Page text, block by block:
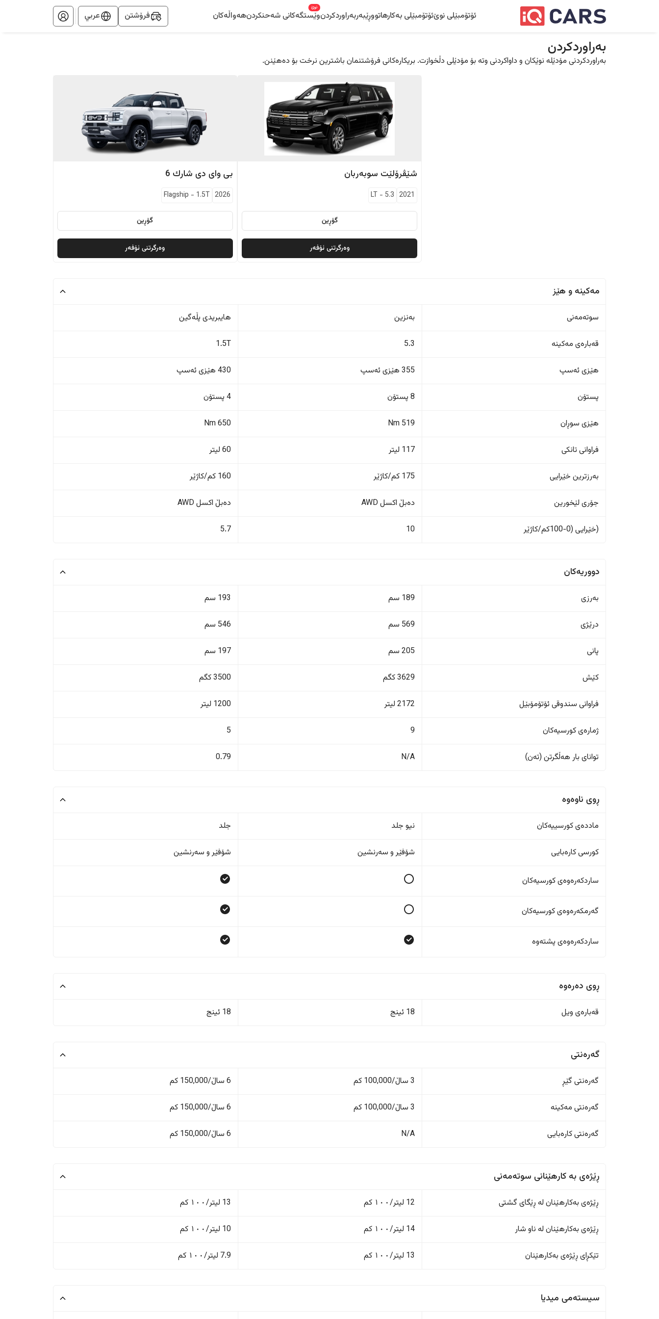
ئۆتۆمبێلی نوێئۆتۆمبێلی بەکارهاتووڕێبەربەراوردکردنوێستگەکانی شەحنکردن
نوێ
هەواڵەکان فرۆشتن عربي
بەراوردکردن
بەراوردکردنی مۆدێلە نوێکان و داواکردنی وتە بۆ مۆدێلی دڵخوازت. بریکارەکانی فرۆشتنمان باشترین نرخت بۆ دەهێنن.
شێڤرۆلێت سوبەربان
2021
LT - 5.3
گۆڕین
وەرگرتنی ئۆفەر
بی وای دی شارك 6
2026
Flagship - 1.5T
گۆڕین
وەرگرتنی ئۆفەر
مەکینە و هێز
سوتەمەنی بەنزین هایبریدی پڵەگین
قەبارەی مەکینە 5.3
1.5T
هێزی ئەسپ 355 هێزی ئەسپ 430 هێزی ئەسپ
پستۆن 8 پستۆن 4 پستۆن
هێزی سوڕان 519 Nm
650 Nm
فراوانی تانکی 117 لیتر 60 لیتر
بەرزترین خێرایی 175 کم/کاژێر 160 کم/کاژێر
جۆری لێخورین دەبڵ اکسل AWD دەبڵ اکسل AWD
(خێرایی (0-100کم/کاژێر 10
5.7
دووریەکان
بەرزی 189 سم 193 سم
درێژی 569 سم 546 سم
پانی 205 سم 197 سم
کێش 3629 کگم 3500 کگم
فراوانی سندوقی ئۆتۆمۆبێل 2172 لیتر 1200 لیتر
ژمارەی کورسیەکان 9
5
تواناى بار هەڵگرتن (تەن) N/A
0.79
ڕوی ناوەوە
ماددەی کورسییەکان نیو جلد جلد
کورسی کارەبایی شۆفێر و سەرنشین شۆفێر و سەرنشین
ساردکەرەوەی کورسیەکان
گەرمکەرەوەی کورسیەکان
ساردکەرەوەی پشتەوە
ڕوی دەرەوە
قەبارەی ویل 18 ئینج 18 ئینج
گەرەنتی
گەرەنتی گێڕ 3 ساڵ/100,000 کم 6 ساڵ/150,000 کم
گەرەنتی مەکینە 3 ساڵ/100,000 کم 6 ساڵ/150,000 کم
گەرەنتی کارەبایی N/A 6 ساڵ/150,000 کم
ڕێژەى به کارهێنانی سوتەمەنی
ڕێژەى بەکارهێنان له ڕێگای گشتی 12 لیتر/١٠٠ کم 13 لیتر/١٠٠ کم
ڕێژەى بەکارهێنان له ناو شار 14 لیتر/١٠٠ کم 10 لیتر/١٠٠ کم
تێکڕای ڕێژەى بەکارهێنان 13 لیتر/١٠٠ کم 7.9 لیتر/١٠٠ کم
سیستەمی میدیا